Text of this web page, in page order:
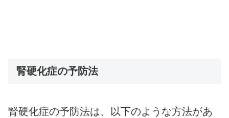
腎硬化症の予防法
腎硬化症の予防法は、以下のような方法があ